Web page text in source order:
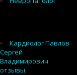
Кардиолог Павлов
Сергей
Владимирович
отзывы